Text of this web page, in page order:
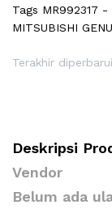
Tags MR992317 -
MITSUBISHI
Terakhir
Deskripsi
Vendor
Belum ada